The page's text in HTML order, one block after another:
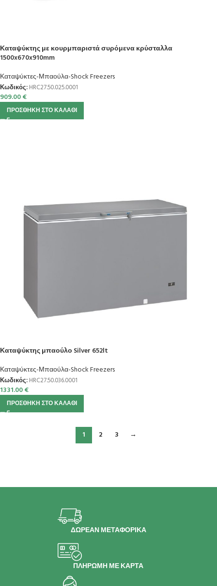
Καταψύκτης με κουρμπαριστά συρόμενα κρύσταλλα
1500x670x910mm
Καταψύκτες-Μπαούλα-Shock Freezers
Κωδικός: HRC27.50.025.0001
909.00€
ΠΡΟΣΘΉΚΗ ΣΤΟ ΚΑΛΆΘΙ
Καταψύκτης μπαούλο Silver 652lt
Καταψύκτες-Μπαούλα-Shock Freezers
Κωδικός: HRC27.50.036.0001
1331.00€
ΠΡΟΣΘΉΚΗ ΣΤΟ ΚΑΛΆΘΙ
1 2 3 →
ΔΩΡΕΑΝ ΜΕΤΑΦΟΡΙΚΑ
ΠΛΗΡΩΜΗ ΜΕ ΚΑΡΤΑ